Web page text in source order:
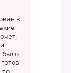
в
было
то